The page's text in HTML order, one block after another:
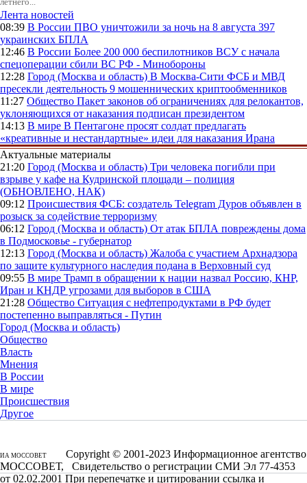
Лента новостей
08:39 В России ПВО уничтожили за ночь на 8 августа 397
украинских БПЛА
12:46 В России Более 200 000 беспилотников ВСУ с начала
спецоперации сбили ВС РФ - Минобороны
12:28 Город (Москва и область) В Москва-Сити ФСБ и МВД
пресекли деятельность 9 мошеннических криптообменников
11:27 Общество Пакет законов об ограничениях для релокантов,
уклоняющихся от наказания подписан президентом
14:13 В мире В Пентагоне просят солдат предлагать
«креативные и нестандартные» идеи для наказания Ирана
Актуальные материалы
21:20 Город (Москва и область) Три человека погибли при
взрыве у кафе на Кудринской площади – полиция
(ОБНОВЛЕНО, НАК)
09:12 Происшествия ФСБ: создатель Telegram Дуров объявлен в
розыск за содействие терроризму
06:12 Город (Москва и область) От атак БПЛА повреждены дома
в Подмосковье - губернатор
12:13 Город (Москва и область) Жалоба с участием Архнадзора
по защите культурного наследия подана в Верховный суд
09:55 В мире Трамп в обращении к нации назвал Россию, КНР,
Иран и КНДР угрозами для выборов в США
21:28 Общество Ситуация с нефтепродуктами в РФ будет
постепенно выправляться - Путин
Город (Москва и область)
Общество
Власть
Мнения
В России
В мире
Происшествия
Другое
ИА МОССОВЕТ
Copyright © 2001-2023 Информационное агентство
МОССОВЕТ, Свидетельство о регистрации СМИ Эл 77-4353
от 02.02.2001 При перепечатке и цитировании ссылка и